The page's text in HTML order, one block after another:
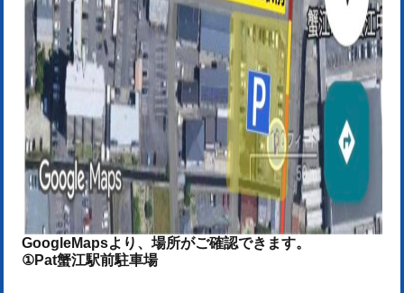
GoogleMapsより、場所がご確認できます。
①Pat蟹江駅前駐車場